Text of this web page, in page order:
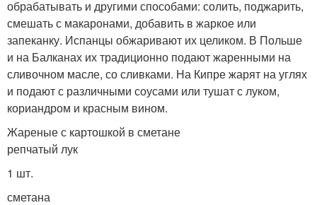
обрабатывать и другими способами: солить, поджарить,
смешать с макаронами, добавить в жаркое или
запеканку. Испанцы обжаривают их целиком. В Польше
и на Балканах их традиционно подают жаренными на
сливочном масле, со сливками. На Кипре жарят на углях
и подают с различными соусами или тушат с луком,
кориандром и красным вином.
Жареные с картошкой в сметане
репчатый лук
1 шт.
сметана